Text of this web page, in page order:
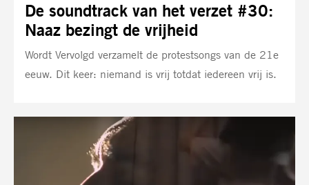
De soundtrack van het verzet #30:
Naaz bezingt de vrijheid
Wordt Vervolgd verzamelt de protestsongs van de 21e
eeuw. Dit keer: niemand is vrij totdat iedereen vrij is.